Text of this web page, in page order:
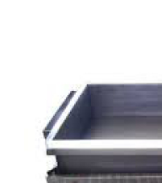
TERMÉK LISTA PDF